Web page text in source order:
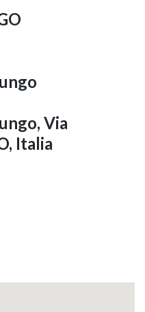
Via
Italia